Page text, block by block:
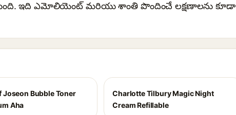
ఇది ఎమోలియెంట్ మరియు శాంతి పొందించే లక్షణాలను కూడా
Joseon Bubble Toner
Aha
Charlotte Tilbury Magic Night
Cream Refillable